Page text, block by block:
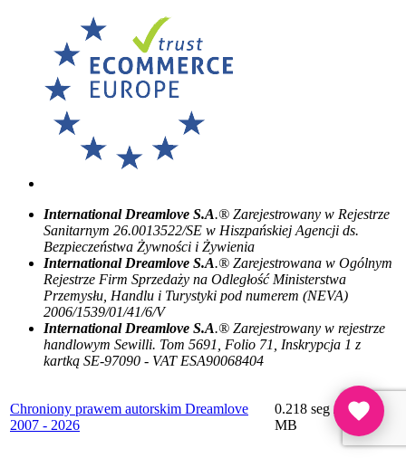
International Dreamlove S.A.® Zarejestrowany w Rejestrze
Sanitarnym 26.0013522/SE w Hiszpańskiej Agencji ds.
Bezpieczeństwa Żywności i Żywienia
International Dreamlove S.A.® Zarejestrowana w Ogólnym
Rejestrze Firm Sprzedaży na Odległość Ministerstwa
Przemysłu, Handlu i Turystyki pod numerem (NEVA)
2006/1539/01/41/6/V
International Dreamlove S.A.® Zarejestrowany w rejestrze
handlowym Sewilli. Tom 5691, Folio 71, Inskrypcja 1 z
kartką SE-97090 - VAT ESA90068404
Chroniony prawem autorskim Dreamlove
2007 - 2026
0.218 seg / 68 sql
/ 8
MB